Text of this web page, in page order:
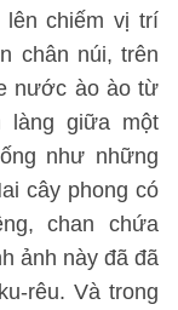
lên chiếm vị trí
chân núi, trên
nước ào ào từ
làng giữa một
như những
cây phong có
chan chứa
ảnh này đã đã
rêu. Và trong